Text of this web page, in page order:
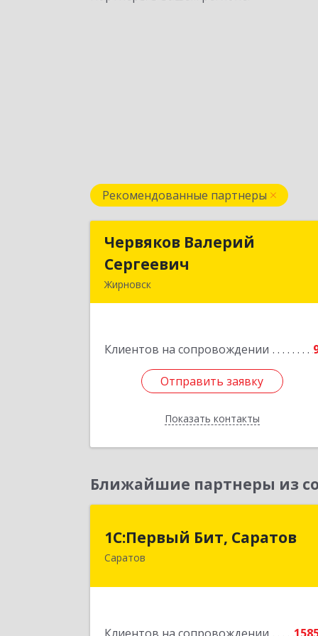
Рекомендованные партнеры
Червяков Валерий
Сергеевич
Жирновск
Клиентов на сопровождении
Отправить заявку
Показать контакты
Червяков Валерий
Подробнее
Ближайшие партнеры из
1С:Первый Бит, Саратов
Саратов
1С:Первый Бит, Саратов
410005, Саратовская обл, Саратов г,